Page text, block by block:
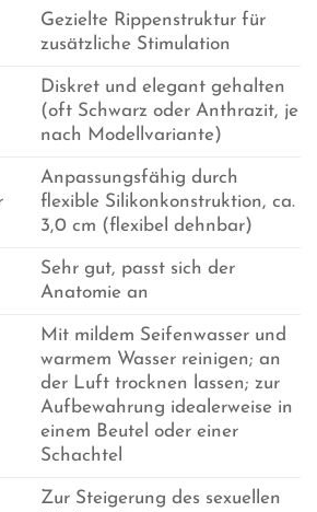
Gezielte Rippenstruktur für
zusätzliche Stimulation
Diskret und elegant gehalten
(oft Schwarz oder Anthrazit, je
nach Modellvariante)
Anpassungsfähig durch
flexible Silikonkonstruktion, ca.
3,0 cm (flexibel dehnbar)
Sehr gut, passt sich der
Anatomie an
Mit mildem Seifenwasser und
warmem Wasser reinigen; an
der Luft trocknen lassen; zur
Aufbewahrung idealerweise in
einem Beutel oder einer
Schachtel
Zur Steigerung des sexuellen